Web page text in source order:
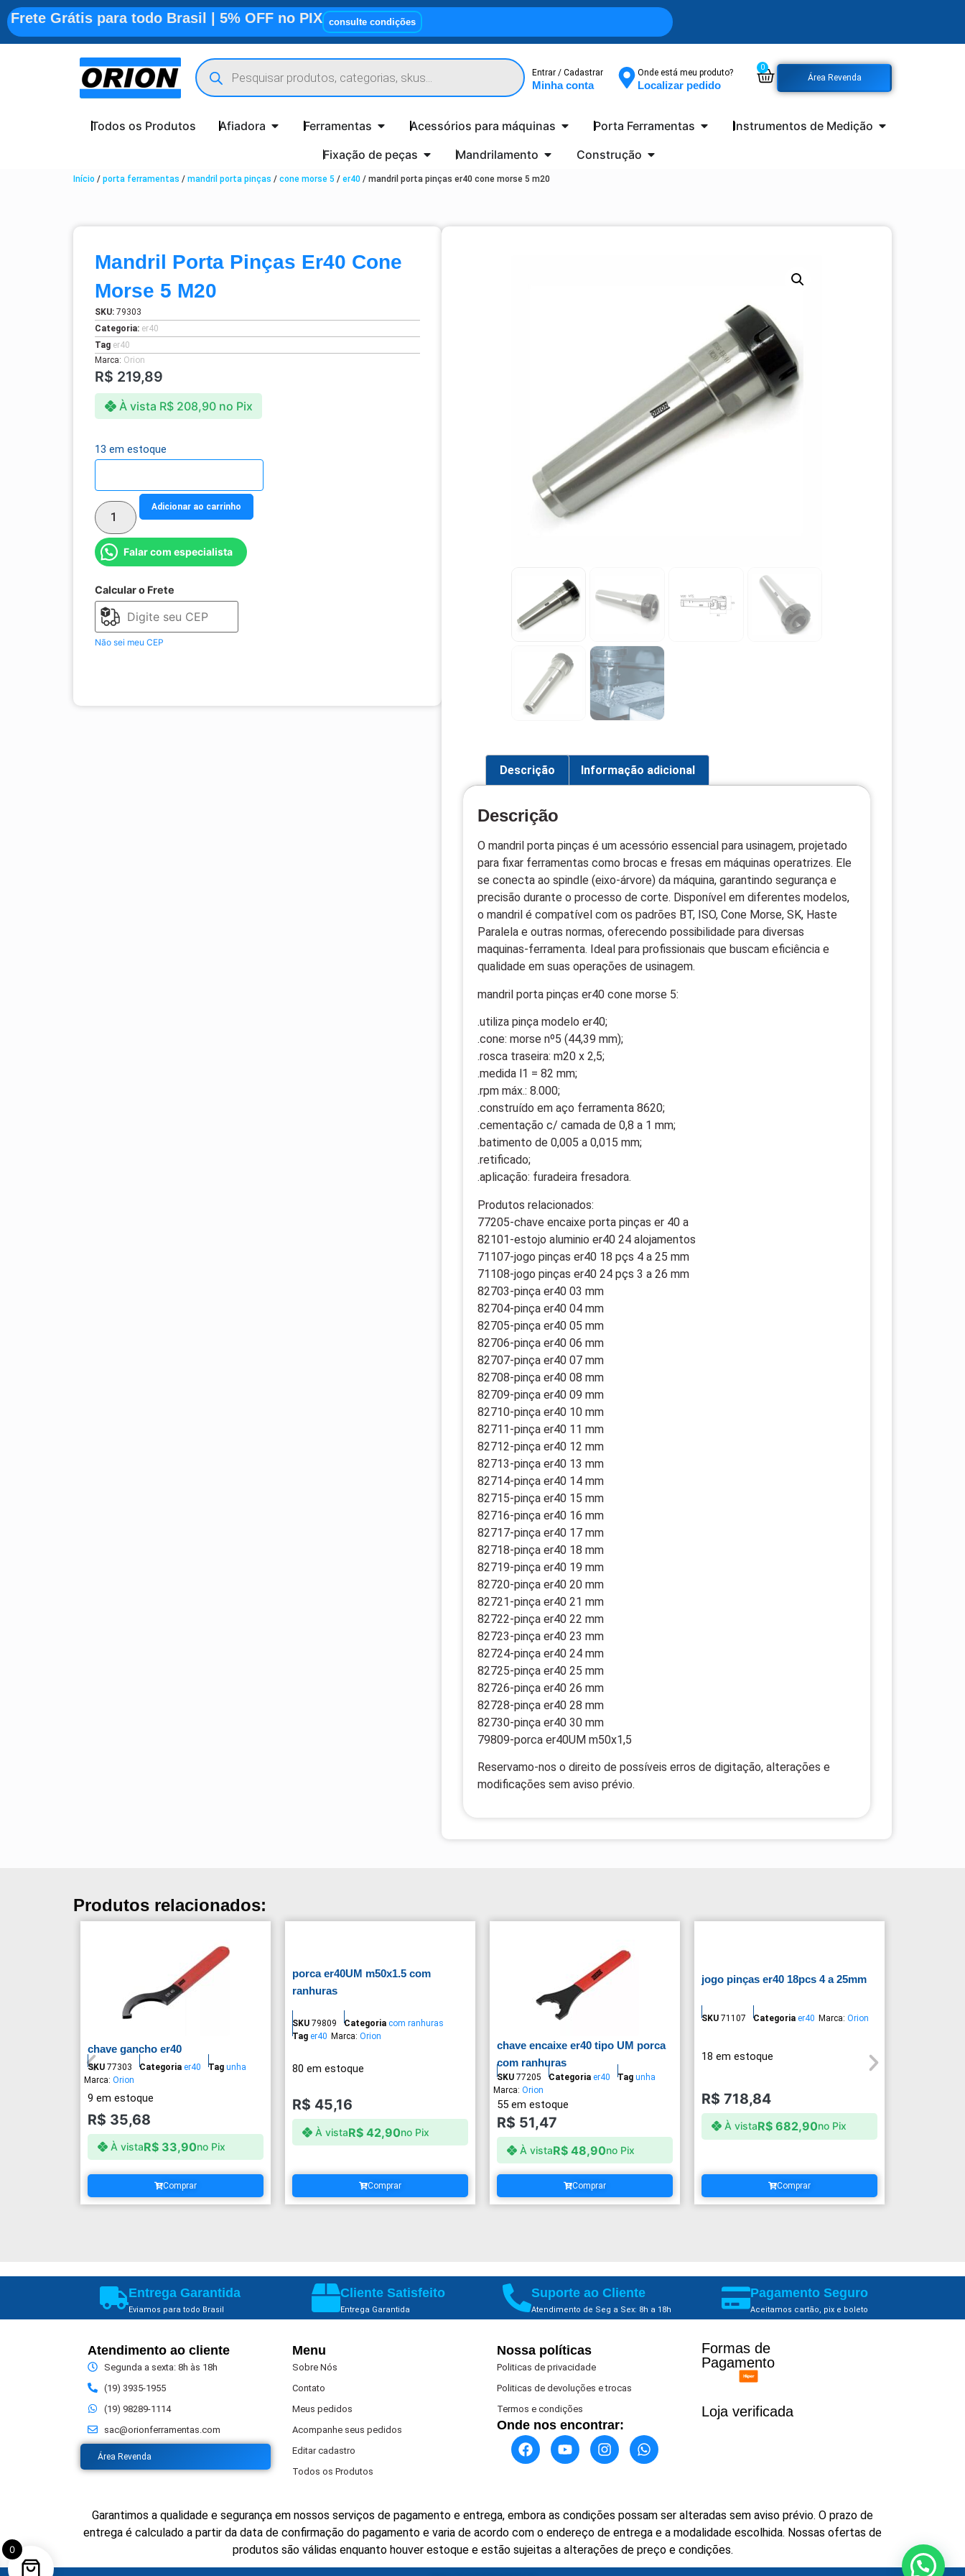
Frete Grátis para todo Brasil | 5% OFF no PIX consulte condições
Entrar / Cadastrar
Minha conta
Onde está meu produto?
Localizar pedido
0
Área Revenda
Todos os Produtos Afiadora Ferramentas Acessórios para máquinas Porta Ferramentas
Instrumentos de Medição
Fixação de peças
Mandrilamento Construção
Início / porta ferramentas / mandril porta pinças / cone morse 5 / er40 / mandril porta pinças er40 cone morse 5 m20
Mandril Porta Pinças Er40 Cone
Morse 5 M20
SKU: 79303
Categoria: er40
Tag er40
Marca: Orion
R$ 219,89
À vista R$208,90 no Pix
13 em estoque
Adicionar ao carrinho
Falar com especialista
Calcular o Frete
Não sei meu CEP
Descrição Informação adicional
Descrição
O mandril porta pinças é um acessório essencial para usinagem, projetado
para fixar ferramentas como brocas e fresas em máquinas operatrizes. Ele
se conecta ao spindle (eixo-árvore) da máquina, garantindo segurança e
precisão durante o processo de corte. Disponível em diferentes modelos,
o mandril é compatível com os padrões BT, ISO, Cone Morse, SK, Haste
Paralela e outras normas, oferecendo possibilidade para diversas
maquinas-ferramenta. Ideal para profissionais que buscam eficiência e
qualidade em suas operações de usinagem.
mandril porta pinças er40 cone morse 5:
.utiliza pinça modelo er40;
.cone: morse nº5 (44,39 mm);
.rosca traseira: m20 x 2,5;
.medida l1 = 82 mm;
.rpm máx.: 8.000;
.construído em aço ferramenta 8620;
.cementação c/ camada de 0,8 a 1 mm;
.batimento de 0,005 a 0,015 mm;
.retificado;
.aplicação: furadeira fresadora.
Produtos relacionados:
77205-chave encaixe porta pinças er 40 a
82101-estojo aluminio er40 24 alojamentos
71107-jogo pinças er40 18 pçs 4 a 25 mm
71108-jogo pinças er40 24 pçs 3 a 26 mm
82703-pinça er40 03 mm
82704-pinça er40 04 mm
82705-pinça er40 05 mm
82706-pinça er40 06 mm
82707-pinça er40 07 mm
82708-pinça er40 08 mm
82709-pinça er40 09 mm
82710-pinça er40 10 mm
82711-pinça er40 11 mm
82712-pinça er40 12 mm
82713-pinça er40 13 mm
82714-pinça er40 14 mm
82715-pinça er40 15 mm
82716-pinça er40 16 mm
82717-pinça er40 17 mm
82718-pinça er40 18 mm
82719-pinça er40 19 mm
82720-pinça er40 20 mm
82721-pinça er40 21 mm
82722-pinça er40 22 mm
82723-pinça er40 23 mm
82724-pinça er40 24 mm
82725-pinça er40 25 mm
82726-pinça er40 26 mm
82728-pinça er40 28 mm
82730-pinça er40 30 mm
79809-porca er40UM m50x1,5
Reservamo-nos o direito de possíveis erros de digitação, alterações e
modificações sem aviso prévio.
Produtos relacionados:
chave gancho er40
SKU 77303 Categoria er40 Tag unha
Marca: Orion
9 em estoque
R$ 35,68
À vistaR$33,90no Pix
Comprar
porca er40UM m50x1.5 com
ranhuras
SKU 79809 Categoria com ranhuras
Tag er40 Marca: Orion
80 em estoque
R$ 45,16
À vistaR$42,90no Pix
Comprar
chave encaixe er40 tipo UM porca
com ranhuras
SKU 77205 Categoria er40 Tag unha
Marca: Orion
55 em estoque
R$ 51,47
À vistaR$48,90no Pix
Comprar
jogo pinças er40 18pcs 4 a 25mm
SKU 71107 Categoria er40 Marca: Orion
18 em estoque
R$ 718,84
À vistaR$682,90no Pix
Comprar
Entrega Garantida
Eviamos para todo Brasil
Cliente Satisfeito
Entrega Garantida
Suporte ao Cliente
Atendimento de Seg a Sex: 8h a 18h
Pagamento Seguro
Aceitamos cartão, pix e boleto
Atendimento ao cliente
Segunda a sexta: 8h às 18h
(19) 3935-1955
(19) 98289-1114
sac@orionferramentas.com
Área Revenda
Menu
Sobre Nós
Contato
Meus pedidos
Acompanhe seus pedidos
Editar cadastro
Todos os Produtos
Nossa políticas
Politicas de privacidade
Politicas de devoluções e trocas
Termos e condições
Onde nos encontrar:
Formas de
Pagamento​
Loja verificada
Garantimos a qualidade e segurança em nossos serviços de pagamento e entrega, embora as condições possam ser alteradas sem aviso prévio. O prazo de
entrega é calculado a partir da data de confirmação do pagamento e varia de acordo com o endereço de entrega e a modalidade escolhida. Nossas ofertas de
produtos são válidas enquanto houver estoque e estão sujeitas a alterações de preço e condições.
0
Precisa de ajuda?